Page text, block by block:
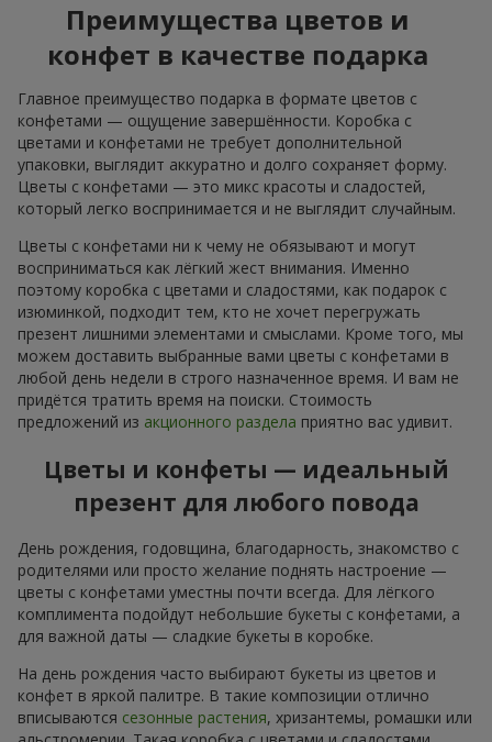
Преимущества цветов и
конфет в качестве подарка
Главное преимущество подарка в формате цветов с
конфетами — ощущение завершённости. Коробка с
цветами и конфетами не требует дополнительной
упаковки, выглядит аккуратно и долго сохраняет форму.
Цветы с конфетами — это микс красоты и сладостей,
который легко воспринимается и не выглядит случайным.
Цветы с конфетами ни к чему не обязывают и могут
восприниматься как лёгкий жест внимания. Именно
поэтому коробка с цветами и сладостями, как подарок с
изюминкой, подходит тем, кто не хочет перегружать
презент лишними элементами и смыслами. Кроме того, мы
можем доставить выбранные вами цветы с конфетами в
любой день недели в строго назначенное время. И вам не
придётся тратить время на поиски. Стоимость
предложений из акционного раздела приятно вас удивит.
Цветы и конфеты — идеальный
презент для любого повода
День рождения, годовщина, благодарность, знакомство с
родителями или просто желание поднять настроение —
цветы с конфетами уместны почти всегда. Для лёгкого
комплимента подойдут небольшие букеты с конфетами, а
для важной даты — сладкие букеты в коробке.
На день рождения часто выбирают букеты из цветов и
конфет в яркой палитре. В такие композиции отлично
вписываются сезонные растения, хризантемы, ромашки или